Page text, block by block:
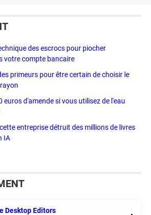
des escrocs pour piocher
votre compte bancaire
primeurs pour être certain de choisir le
euros d'amende si vous utilisez de l'eau
entreprise détruit des millions de livres
IA
Desktop Editors